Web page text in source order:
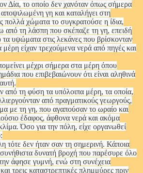
Δία, το οποίο δεν χανόταν όπως σήμερα
γη και καταλήγει στη
πολλά χώματα το συγκρατούσε η ίδια,
από τη λάσπη που σκέπαζε τη γη, επειδή
τα υψώματα στις λεκάνες που βρίσκονταν
μέρη είχαν τρεχούμενα νερά από πηγές και
μέχρι σήμερα στα μέρη όπου
που επιβεβαιώνουν ότι είναι αληθινά
από τη φύση τα υπόλοιπα μέρη, τα οποία,
από πραγματικούς γεωργούς,
με τη γη, που αγαπούσαν το ωραίο και
έδαφος, άφθονα νερά και ακόμα
Όσο για την πόλη, είχε οργανωθεί
τότε δεν ήταν σαν τη σημερινή. Κάποια
δυνατή βροχή που παρέσυρε όλο
άφησε γυμνή, ενώ στη συνέχεια
τρεις καταστρεπτικές πλημμύρες πριν